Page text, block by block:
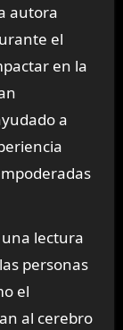
autora
el
en la
a
lectura
personas
el
al cerebro